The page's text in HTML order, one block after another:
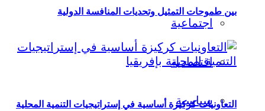
اجتماعية
اقتصادية
سياسية
بين طموحات التمثيل وتحديات المنافسة الدولية
التعاونيات كركيزة أساسية في إستراتيجيات التنمية المحلية